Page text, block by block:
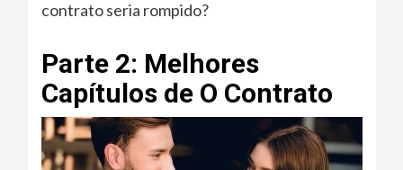
contrato seria rompido?
Parte 2: Melhores
Capítulos de O Contrato